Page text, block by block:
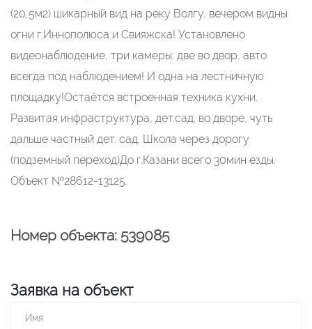
(20,5м2) шикарный вид на реку Волгу, вечером видны
огни г.Иннополюса и Свияжска! Установлено
видеонаблюдение, три камеры: две во двор, авто
всегда под наблюдением! И одна на лестничную
площадку!Остаётся встроенная техника кухни.
Развитая инфраструктура, дет.сад. во дворе, чуть
дальше частный дет. сад. Школа через дорогу
(подземный переход)До г.Казани всего 30мин езды.
Объект №28612-13125.
Номер объекта: 539085
Заявка на объект